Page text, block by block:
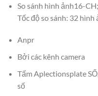
So sánh hình ảnh16-CH;
Tốc độ so sánh: 32 hình
Anpr
Bởi các kênh camera
Tấm Aplectionsplate
số